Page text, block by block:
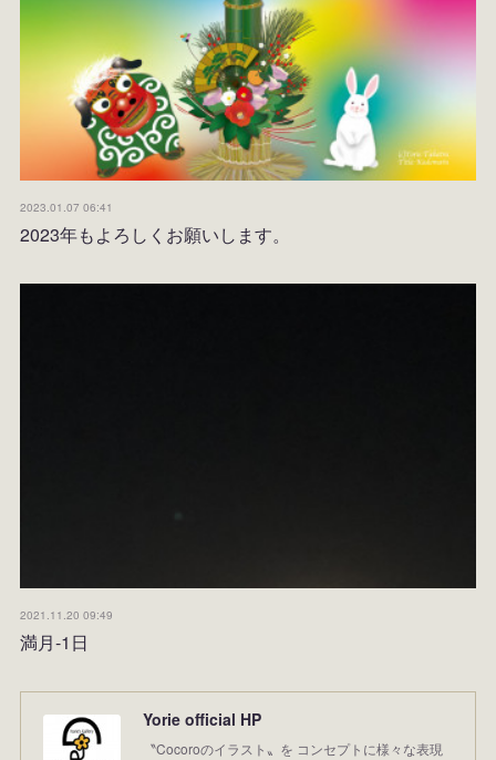
2023.01.07 06:41
2023年もよろしくお願いします。
2021.11.20 09:49
満月-1日
Yorie official HP
〝Cocoroのイラスト〟を コンセプトに様々な表現